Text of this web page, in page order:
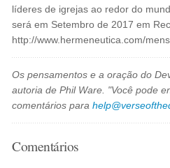
líderes de igrejas ao redor do
será em Setembro de 2017 em
http://www.hermeneutica.com/
Os pensamentos e a oração do
autoria de Phil Ware. "Você pode
comentários para
Comentários